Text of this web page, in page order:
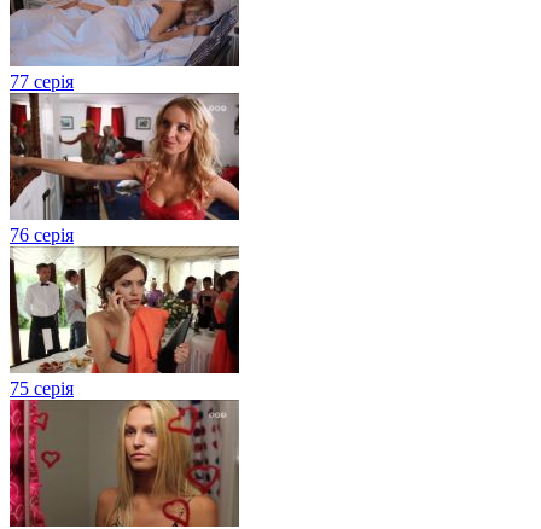
77 серія
76 серія
75 серія